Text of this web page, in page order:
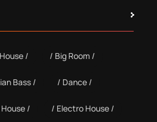
Big Room
Bass Dance
Electro House